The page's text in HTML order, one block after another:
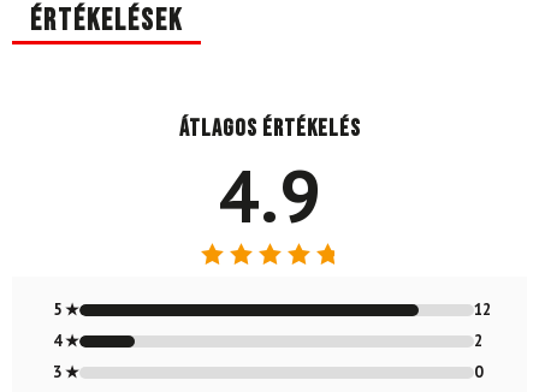
Értékelések
Átlagos értékelés
4.9
4.86/ 5
5 ★
12
4 ★
2
3 ★
0